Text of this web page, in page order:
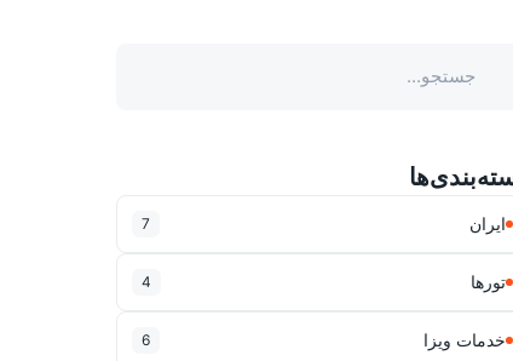
ایران 7
تورها 4
خدمات ویزا 6